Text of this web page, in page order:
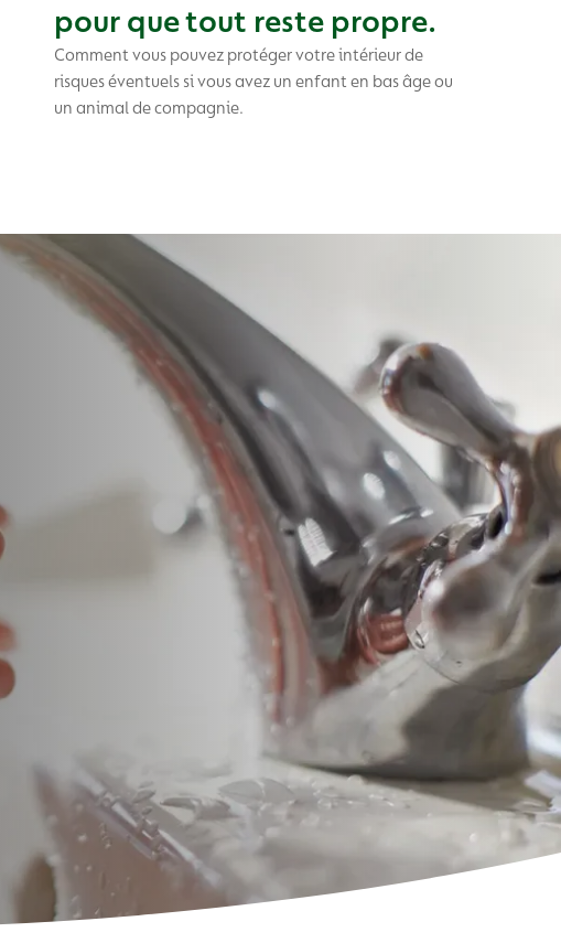
pour que tout reste propre.
Comment vous pouvez protéger votre intérieur de
risques éventuels si vous avez un enfant en bas âge ou
un animal de compagnie.